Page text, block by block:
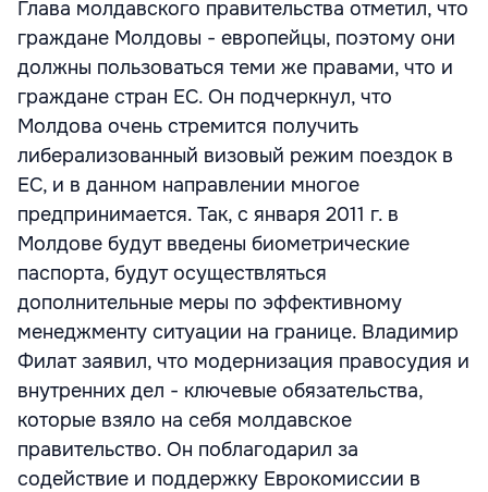
Глава молдавского правительства отметил, что
граждане Молдовы - европейцы, поэтому они
должны пользоваться теми же правами, что и
граждане стран ЕС. Он подчеркнул, что
Молдова очень стремится получить
либерализованный визовый режим поездок в
ЕС, и в данном направлении многое
предпринимается. Так, с января 2011 г. в
Молдове будут введены биометрические
паспорта, будут осуществляться
дополнительные меры по эффективному
менеджменту ситуации на границе. Владимир
Филат заявил, что модернизация правосудия и
внутренних дел - ключевые обязательства,
которые взяло на себя молдавское
правительство. Он поблагодарил за
содействие и поддержку Еврокомиссии в